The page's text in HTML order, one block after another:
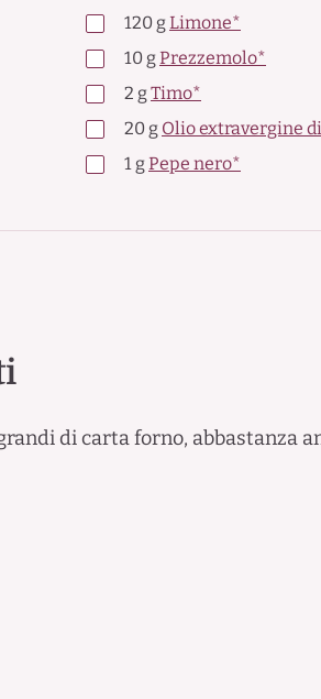
120 gLimone*
10 gPrezzemolo*
2 gTimo*
20 g Olio extravergine
1 gPepe nero*
di carta forno, abbastanza